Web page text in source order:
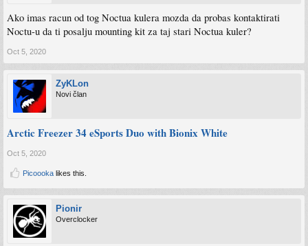
Ako imas racun od tog Noctua kulera mozda da probas kontaktirati
Noctu-u da ti posalju mounting kit za taj stari Noctua kuler?
Oct 5, 2020
ZyKLon
Novi član
Arctic Freezer 34 eSports Duo with Bionix White
Oct 5, 2020
Picoooka likes this.
Pionir
Overclocker